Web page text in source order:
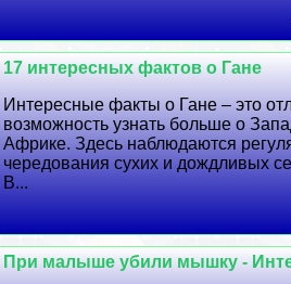
17 интересных фактов о Гане
Интересные факты о Гане – это
возможность узнать больше о
Африке. Здесь наблюдаются
чередования сухих и дождливых
В...
При малыше убили мышку -